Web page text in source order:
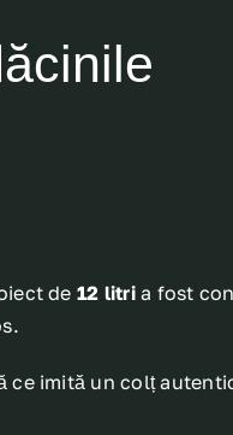
de 12 litria fost
ce imită un colț